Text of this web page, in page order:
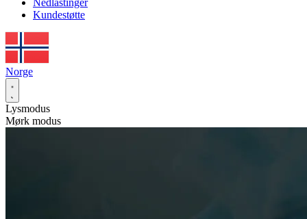
Nedlastinger
Kundestøtte
Norge
Lysmodus
Mørk modus